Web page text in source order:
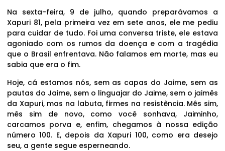
Na sexta-feira, 9 de julho, quando preparávamos a
Xapuri 81, pela primeira vez em sete anos, ele me pediu
para cuidar de tudo. Foi uma conversa triste, ele estava
agoniado com os rumos da doença e com a tragédia
que o Brasil enfrentava. Não falamos em morte, mas eu
sabia que era o fim.
Hoje, cá estamos nós, sem as capas do Jaime, sem as
pautas do Jaime, sem o linguajar do Jaime, sem o jaimês
da Xapuri, mas na labuta, firmes na resistência. Mês sim,
mês sim de novo, como você sonhava, Jaiminho,
carcamos porva e, enfim, chegamos à nossa edição
número 100. E, depois da Xapuri 100, como era desejo
seu, a gente segue esperneando.